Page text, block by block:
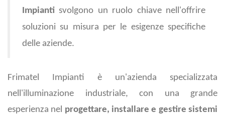
Impianti svolgono un ruolo chiave nell'offrire
soluzioni su misura per le esigenze specifiche
delle aziende.
Frimatel Impianti è un'azienda specializzata
nell'illuminazione industriale, con una grande
esperienza nel progettare, installare e gestire sistemi